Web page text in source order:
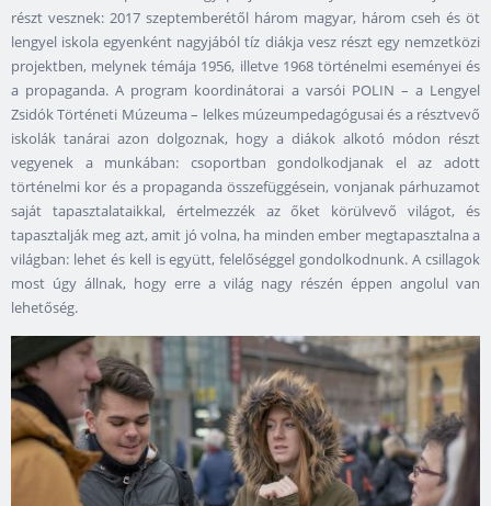
részt vesznek: 2017 szeptemberétől három magyar, három cseh és öt
lengyel iskola egyenként nagyjából tíz diákja vesz részt egy nemzetközi
projektben, melynek témája 1956, illetve 1968 történelmi eseményei és
a propaganda. A program koordinátorai a varsói POLIN – a Lengyel
Zsidók Történeti Múzeuma – lelkes múzeumpedagógusai és a résztvevő
iskolák tanárai azon dolgoznak, hogy a diákok alkotó módon részt
vegyenek a munkában: csoportban gondolkodjanak el az adott
történelmi kor és a propaganda összefüggésein, vonjanak párhuzamot
saját tapasztalataikkal, értelmezzék az őket körülvevő világot, és
tapasztalják meg azt, amit jó volna, ha minden ember megtapasztalna a
világban: lehet és kell is együtt, felelőséggel gondolkodnunk. A csillagok
most úgy állnak, hogy erre a világ nagy részén éppen angolul van
lehetőség.